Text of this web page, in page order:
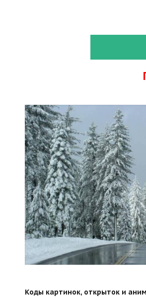
Коды картинок, открыток и